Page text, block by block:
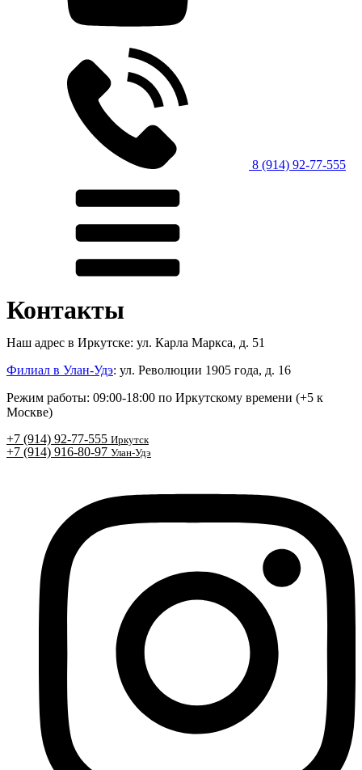
8 (914) 92-77-555
Контакты
Наш адрес в Иркутске: ул. Карла Маркса, д. 51
Филиал в Улан-Удэ: ул. Революции 1905 года, д. 16
Режим работы: 09:00-18:00 по Иркутскому времени (+5 к
Москве)
+7 (914) 92-77-555 Иркутск
+7 (914) 916-80-97 Улан-Удэ